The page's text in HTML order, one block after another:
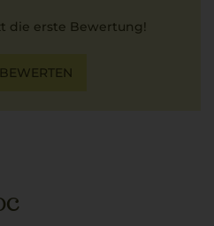
die erste Bewertung!